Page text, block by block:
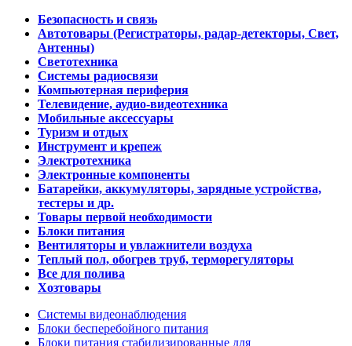
Безопасность и связь
Автотовары (Регистраторы, радар-детекторы, Свет,
Антенны)
Светотехника
Системы радиосвязи
Компьютерная периферия
Телевидение, аудио-видеотехника
Мобильные аксессуары
Туризм и отдых
Инструмент и крепеж
Электротехника
Электронные компоненты
Батарейки, аккумуляторы, зарядные устройства,
тестеры и др.
Товары первой необходимости
Блоки питания
Вентиляторы и увлажнители воздуха
Теплый пол, обогрев труб, терморегуляторы
Все для полива
Хозтовары
Системы видеонаблюдения
Блоки бесперебойного питания
Блоки питания стабилизированные для